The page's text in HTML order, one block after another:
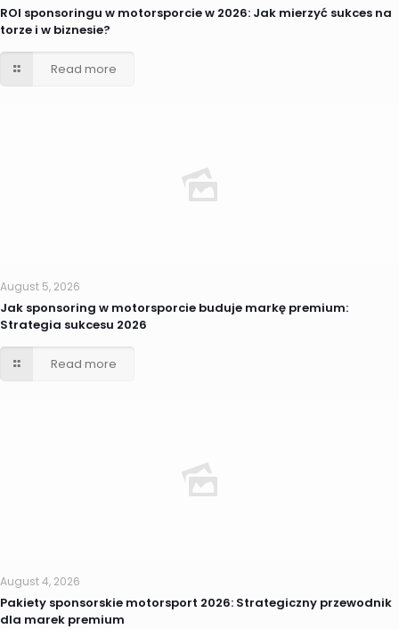
ROI sponsoringu w motorsporcie w 2026: Jak mierzyć sukces na
torze i w biznesie?
Read more
August 5, 2026
Jak sponsoring w motorsporcie buduje markę premium:
Strategia sukcesu 2026
Read more
August 4, 2026
Pakiety sponsorskie motorsport 2026: Strategiczny przewodnik
dla marek premium